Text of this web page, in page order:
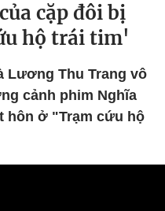
cặp đôi bị
hộ trái tim'
Lương Thu Trang vô
cảnh phim Nghĩa
hôn ở "Trạm cứu hộ